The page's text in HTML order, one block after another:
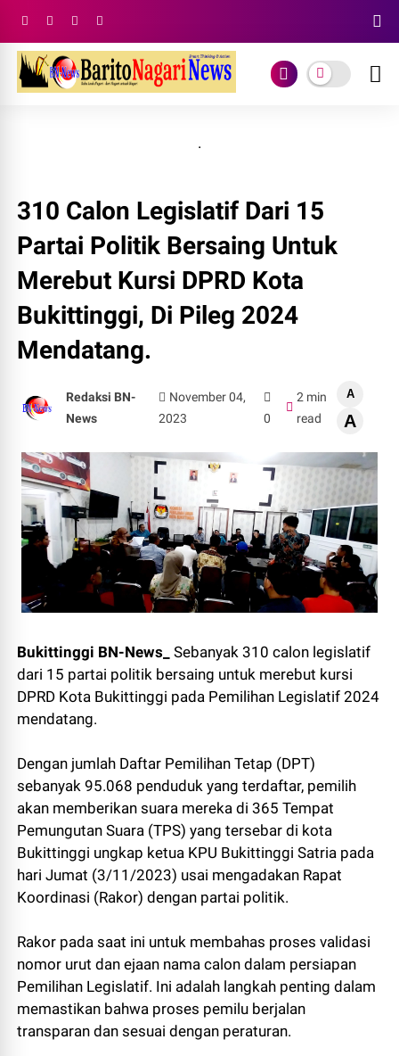
.
310 Calon Legislatif Dari 15
Partai Politik Bersaing Untuk
Merebut Kursi DPRD Kota
Bukittinggi, Di Pileg 2024
Mendatang.
Redaksi BN-
News
November 04,
2023
0
2 min
read
A
A
Bukittinggi BN-News_Sebanyak 310 calon legislatif
dari 15 partai politik bersaing untuk merebut kursi
DPRD Kota Bukittinggi pada Pemilihan Legislatif 2024
mendatang.
Dengan jumlah Daftar Pemilihan Tetap (DPT)
sebanyak 95.068 penduduk yang terdaftar, pemilih
akan memberikan suara mereka di 365 Tempat
Pemungutan Suara (TPS) yang tersebar di kota
Bukittinggi ungkap ketua KPU Bukittinggi Satria pada
hari Jumat (3/11/2023) usai mengadakan Rapat
Koordinasi (Rakor) dengan partai politik.
Rakor pada saat ini untuk membahas proses validasi
nomor urut dan ejaan nama calon dalam persiapan
Pemilihan Legislatif. Ini adalah langkah penting dalam
memastikan bahwa proses pemilu berjalan
transparan dan sesuai dengan peraturan.